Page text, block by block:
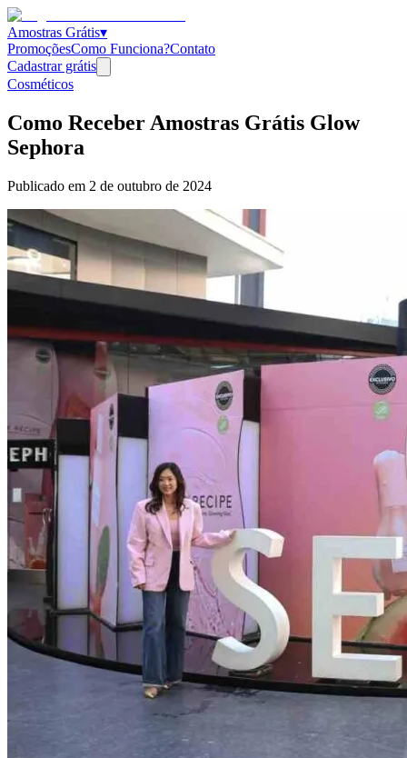
Amostras Grátis▾
PromoçõesComo Funciona?Contato
Cadastrar grátis
Cosméticos
Como Receber Amostras Grátis Glow
Sephora
Publicado em 2 de outubro de 2024